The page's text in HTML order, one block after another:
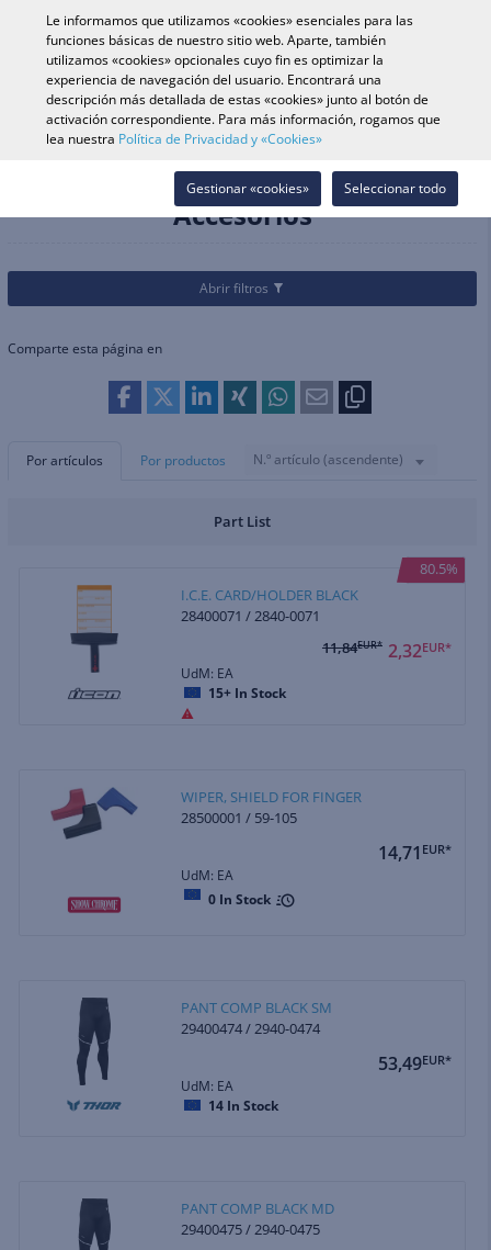
Búsqueda de vehículo
Buscar en tienda
Categorías Cascos & Equipamiento
Equipamiento Piloto Offroad
Accesorios
Accesorios
Abrir filtros
Comparte esta página en
Por artículos Por productos N.º artículo (ascendente)
Part List
80.5%
I.C.E. CARD/HOLDER BLACK
28400071 / 2840-0071
2,32EUR*
11,84EUR*
UdM: EA
15+ In Stock
WIPER, SHIELD FOR FINGER
28500001 / 59-105
14,71 EUR*
UdM: EA
0 In Stock
PANT COMP BLACK SM
29400474 / 2940-0474
53,49EUR*
UdM: EA
14 In Stock
PANT COMP BLACK MD
29400475 / 2940-0475
Le informamos que utilizamos «cookies» esenciales para las
funciones básicas de nuestro sitio web. Aparte, también
utilizamos «cookies» opcionales cuyo fin es optimizar la
experiencia de navegación del usuario. Encontrará una
descripción más detallada de estas «cookies» junto al botón de
activación correspondiente. Para más información, rogamos que
lea nuestra Política de Privacidad y «Cookies»
Seleccionar todo
Gestionar «cookies»